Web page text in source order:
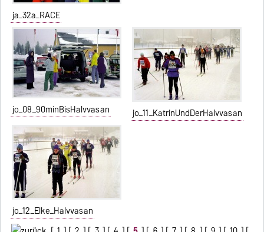
ja_32a_RACE
jo_08_90minBisHalvvasan jo_11_KatrinUndDerHalvvasan
jo_12_Elke_Halvvasan